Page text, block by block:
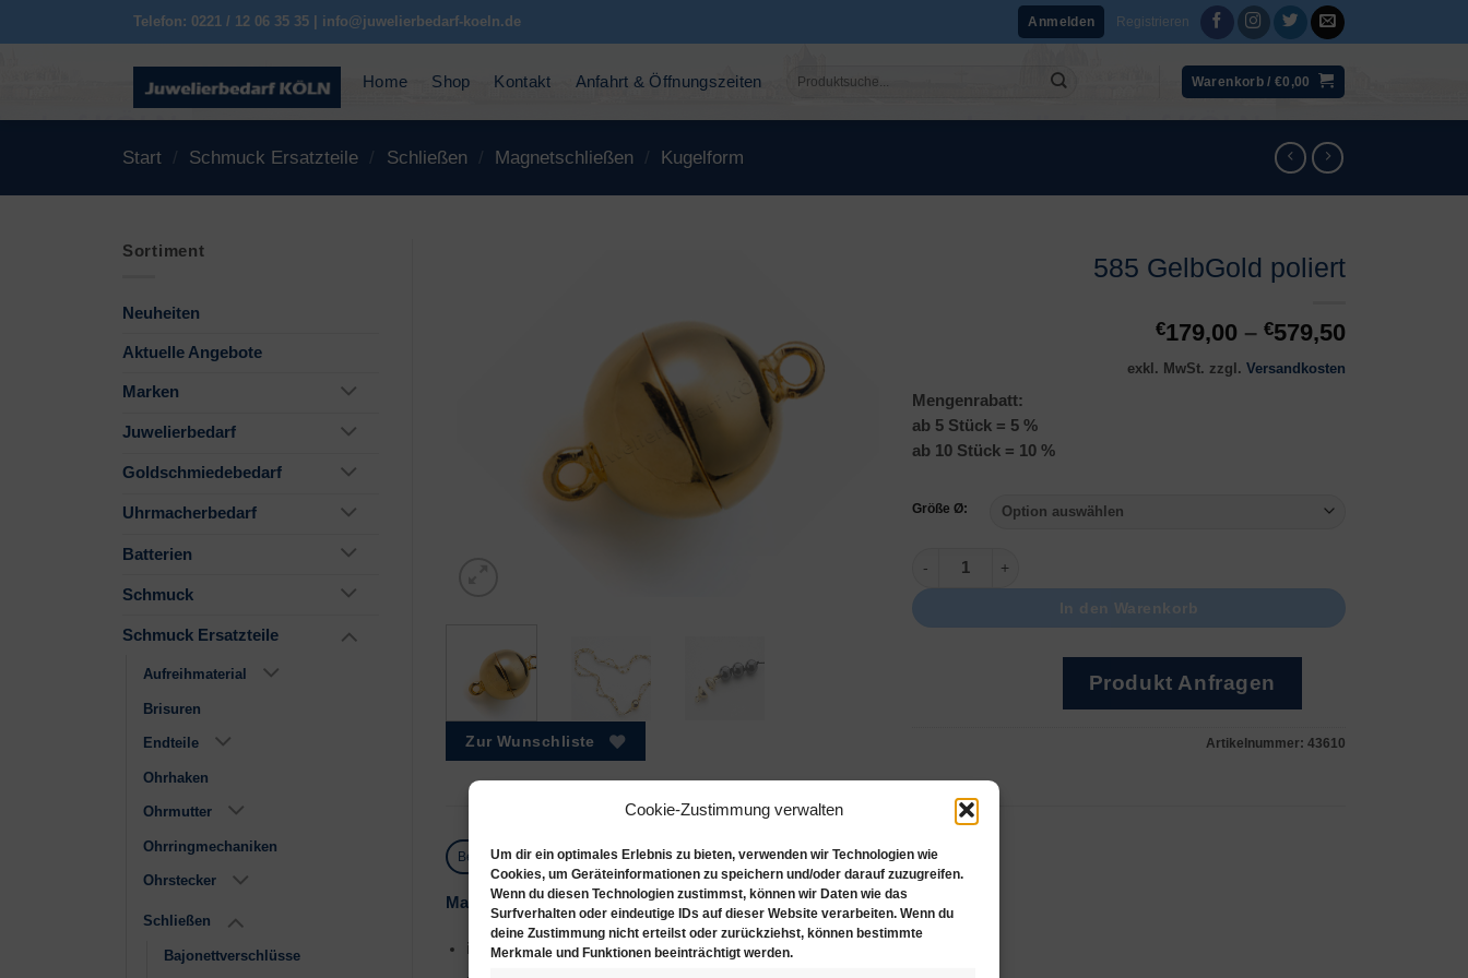
Cookie-Zustimmung verwalten
Um dir ein optimales Erlebnis zu bieten, verwenden wir Technologien wie
Cookies, um Geräteinformationen zu speichern und/oder darauf zuzugreifen.
Wenn du diesen Technologien zustimmst, können wir Daten wie das
Surfverhalten oder eindeutige IDs auf dieser Website verarbeiten. Wenn du
deine Zustimmung nicht erteilst oder zurückziehst, können bestimmte
Merkmale und Funktionen beeinträchtigt werden.
Telefon: 0221 / 12 06 35 35 | info@juwelierbedarf-koeln.de Anmelden Registrieren
Home Shop Kontakt Anfahrt & Öffnungszeiten
Suchen
Warenkorb /€0,00
Start / Schmuck Ersatzteile / Schließen / Magnetschließen / Kugelform
Sortiment
Neuheiten
Aktuelle Angebote
Marken
Juwelierbedarf
Goldschmiedebedarf
Uhrmacherbedarf
Batterien
Schmuck
Schmuck Ersatzteile
Aufreihmaterial
Brisuren
Endteile
Ohrhaken
Ohrmutter
Ohrringmechaniken
Ohrstecker
Schließen
Bajonettverschlüsse
Zur Wunschliste
585 GelbGold poliert
€179,00 – €579,50
exkl. MwSt. zzgl. Versandkosten
Mengenrabatt:
ab 5 Stück = 5 %
ab 10 Stück = 10 %
Größe Ø:
585 GelbGold poliert Menge
In den Warenkorb
Produkt Anfragen
Artikelnummer: 43610
Beschreibung Zusätzliche Informationen
Magnetschließe 585 (14ct) Gelbgold
in Kugelform